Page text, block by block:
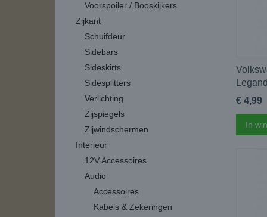
Voorspoiler / Booskijkers
Zijkant
Schuifdeur
Sidebars
Sideskirts
Sidesplitters
Verlichting
Zijspiegels
Zijwindschermen
Interieur
12V Accessoires
Audio
Accessoires
Kabels & Zekeringen
€ 4,99
In